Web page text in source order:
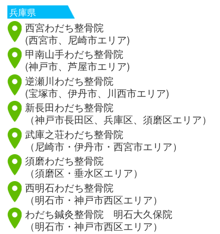
兵庫県
西宮わだち整骨院
(西宮市、尼崎市エリア)
甲南山手わだち整骨院
(神戸市、芦屋市エリア)
逆瀬川わだち整骨院
(宝塚市、伊丹市、川西市エリア)
新長田わだち整骨院
（神戸市長田区、兵庫区、須磨区エリア）
武庫之荘わだち整骨院
（尼崎市・伊丹市・西宮市エリア）
須磨わだち整骨院
（須磨区・垂水区エリア）
西明石わだち整骨院
（明石市・神戸市西区エリア）
わだち鍼灸整骨院 明石大久保院
（明石市・神戸市西区エリア）